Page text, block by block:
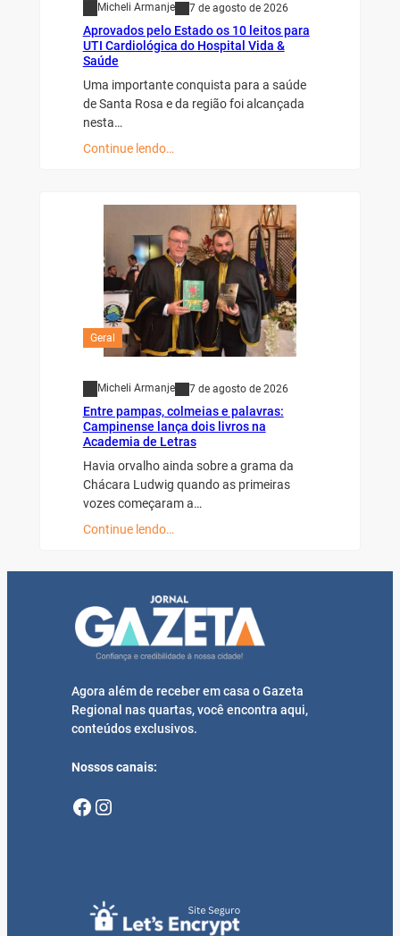
Micheli Armanje 7 de agosto de 2026
Aprovados pelo Estado os 10 leitos para
UTI Cardiológica do Hospital Vida &
Saúde
Uma importante conquista para a saúde
de Santa Rosa e da região foi alcançada
nesta…
Continue lendo…
Geral
Micheli Armanje 7 de agosto de 2026
Entre pampas, colmeias e palavras:
Campinense lança dois livros na
Academia de Letras
Havia orvalho ainda sobre a grama da
Chácara Ludwig quando as primeiras
vozes começaram a…
Continue lendo…
Agora além de receber em casa o Gazeta
Regional nas quartas, você encontra aqui,
conteúdos exclusivos.
Nossos canais:
Facebook Instagram